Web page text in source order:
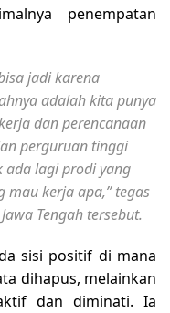
penempatan
jadi karena
adalah kita punya
dan perencanaan
perguruan tinggi
ada lagi prodi yang
mau kerja apa,” tegas
Tengah tersebut.
sisi positif di mana
dihapus, melainkan
dan diminati. Ia